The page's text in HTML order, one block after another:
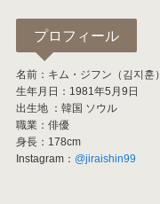
プロフィール
名前：キム・ジフン（김지훈）
生年月日：1981年5月9日
出生地 ：韓国 ソウル
職業：俳優
身長：178cm
Instagram： @jiraishin99